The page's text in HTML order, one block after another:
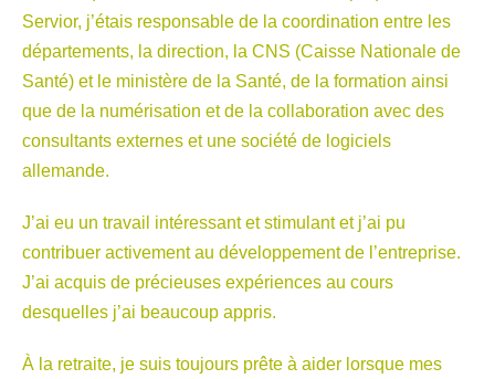
Servior, j’étais responsable de la coordination entre les
départements, la direction, la CNS (Caisse Nationale de
Santé) et le ministère de la Santé, de la formation ainsi
que de la numérisation et de la collaboration avec des
consultants externes et une société de logiciels
allemande.
J’ai eu un travail intéressant et stimulant et j’ai pu
contribuer activement au développement de l’entreprise.
J’ai acquis de précieuses expériences au cours
desquelles j’ai beaucoup appris.
À la retraite, je suis toujours prête à aider lorsque mes